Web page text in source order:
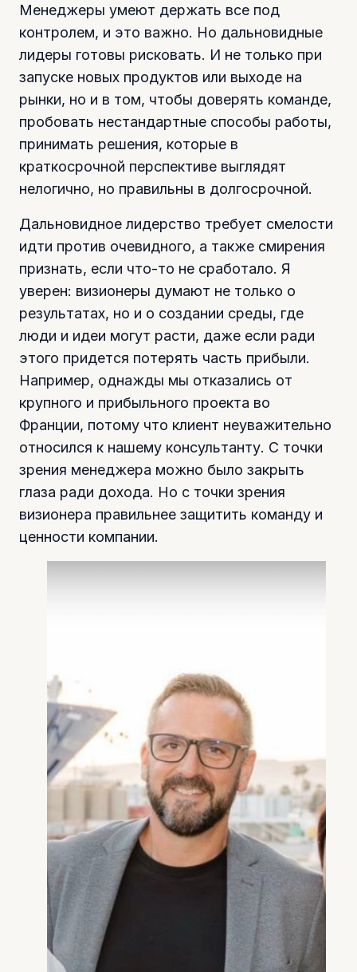
Менеджеры умеют держать все под
контролем, и это важно. Но дальновидные
лидеры готовы рисковать. И не только при
запуске новых продуктов или выходе на
рынки, но и в том, чтобы доверять команде,
пробовать нестандартные способы работы,
принимать решения, которые в
краткосрочной перспективе выглядят
нелогично, но правильны в долгосрочной.
Дальновидное лидерство требует смелости
идти против очевидного, а также смирения
признать, если что-то не сработало. Я
уверен: визионеры думают не только о
результатах, но и о создании среды, где
люди и идеи могут расти, даже если ради
этого придется потерять часть прибыли.
Например, однажды мы отказались от
крупного и прибыльного проекта во
Франции, потому что клиент неуважительно
относился к нашему консультанту. С точки
зрения менеджера можно было закрыть
глаза ради дохода. Но с точки зрения
визионера правильнее защитить команду и
ценности компании.